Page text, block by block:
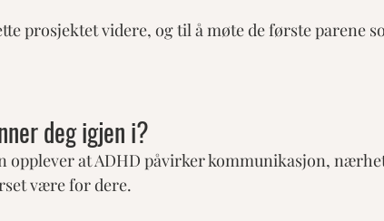
prosjektet videre, og til å møte de første parene
deg igjen i?
opplever at ADHD påvirker kommunikasjon,
være for dere.